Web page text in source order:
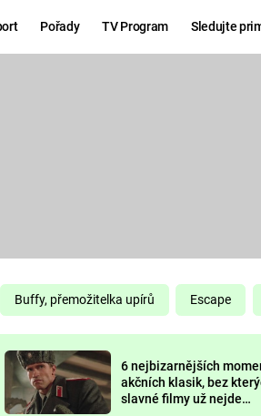
Pořady TV Program Sledujte
DELIVERANCE
Buffy, přemožitelka upírů Escape
6 nejbizarnějších
akčních klasik, bez
slavné filmy už nejde